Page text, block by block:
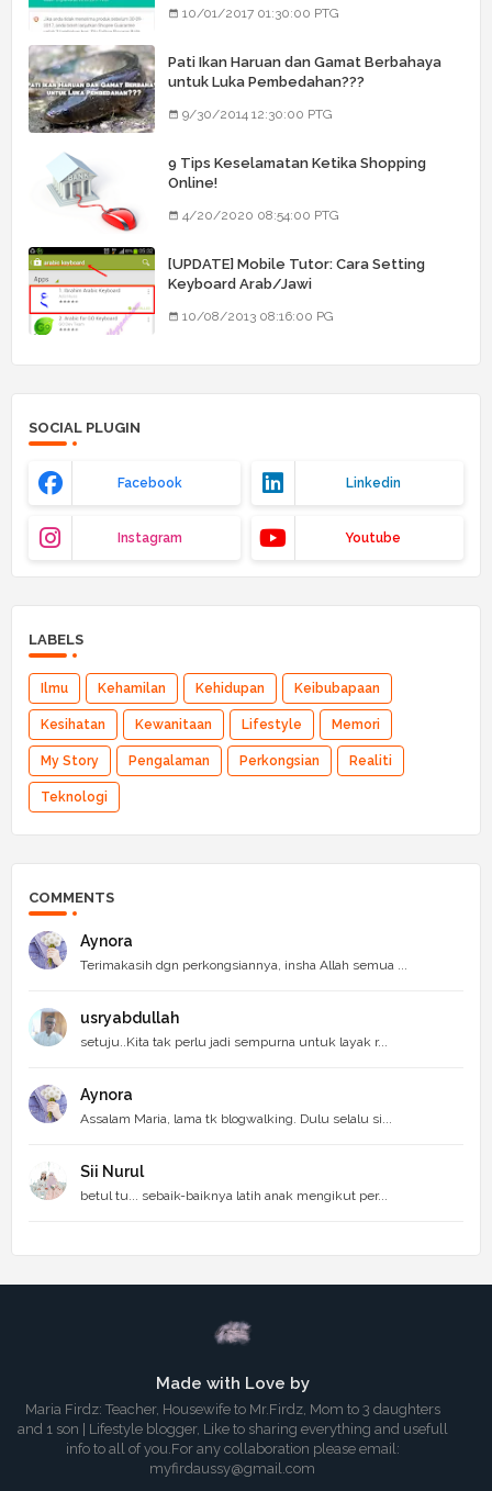
10/01/2017 01:30:00 PTG
Pati Ikan Haruan dan Gamat Berbahaya
untuk Luka Pembedahan???
9/30/2014 12:30:00 PTG
9 Tips Keselamatan Ketika Shopping
Online!
4/20/2020 08:54:00 PTG
[UPDATE] Mobile Tutor: Cara Setting
Keyboard Arab/Jawi
10/08/2013 08:16:00 PG
SOCIAL PLUGIN
Facebook Linkedin
Instagram Youtube
LABELS
Ilmu Kehamilan Kehidupan Keibubapaan
Kesihatan Kewanitaan Lifestyle Memori
My Story Pengalaman Perkongsian Realiti
Teknologi
COMMENTS
Aynora
Terimakasih dgn perkongsiannya, insha Allah semua ...
usryabdullah
setuju..Kita tak perlu jadi sempurna untuk layak r...
Aynora
Assalam Maria, lama tk blogwalking. Dulu selalu si...
Sii Nurul
betul tu... sebaik-baiknya latih anak mengikut per...
Made with Love by
Maria Firdz: Teacher, Housewife to Mr.Firdz, Mom to 3 daughters
and 1 son | Lifestyle blogger, Like to sharing everything and usefull
info to all of you.For any collaboration please email:
myfirdaussy@gmail.com